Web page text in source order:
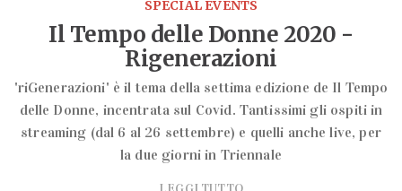
SPECIAL EVENTS
Il Tempo delle Donne 2020 -
Rigenerazioni
'riGenerazioni' è il tema della settima edizione de Il Tempo
delle Donne, incentrata sul Covid. Tantissimi gli ospiti in
streaming (dal 6 al 26 settembre) e quelli anche live, per
la due giorni in Triennale